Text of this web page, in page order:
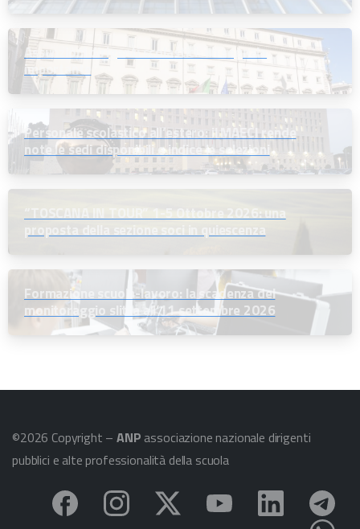
Assunzioni dirigenti scolastici: un segnale
importante
Personale scolastico all’estero: il MAECI rende
note le sedi disponibili e indice le selezioni
Formazione scuola-lavoro: la scadenza del
monitoraggio slitta all’11 settembre 2026
©2026 Copyright –ANP associazione nazionale dirigenti
pubblici e alte professionalità della scuola